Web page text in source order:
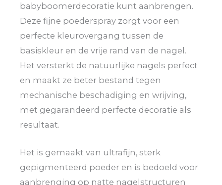
babyboomerdecoratie kunt aanbrengen.
Deze fijne poederspray zorgt voor een
perfecte kleurovergang tussen de
basiskleur en de vrije rand van de nagel.
Het versterkt de natuurlijke nagels perfect
en maakt ze beter bestand tegen
mechanische beschadiging en wrijving,
met gegarandeerd perfecte decoratie als
resultaat.
Het is gemaakt van ultrafijn, sterk
gepigmenteerd poeder en is bedoeld voor
aanbrenging op natte nagelstructuren